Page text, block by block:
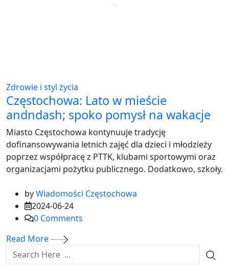
Zdrowie i styl życia
Częstochowa: Lato w mieście
andndash; spoko pomysł na wakacje
Miasto Częstochowa kontynuuje tradycję
dofinansowywania letnich zajęć dla dzieci i młodzieży
poprzez współpracę z PTTK, klubami sportowymi oraz
organizacjami pożytku publicznego. Dodatkowo, szkoły.
byWiadomości Częstochowa
2024-06-24
0 Comments
Read More